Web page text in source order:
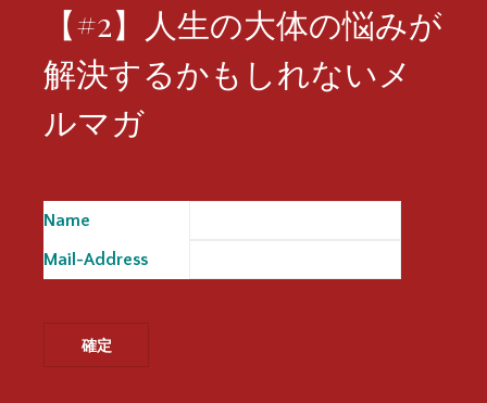
【#2】人生の大体の悩みが
解決するかもしれないメ
ルマガ
Name
Mail-Address